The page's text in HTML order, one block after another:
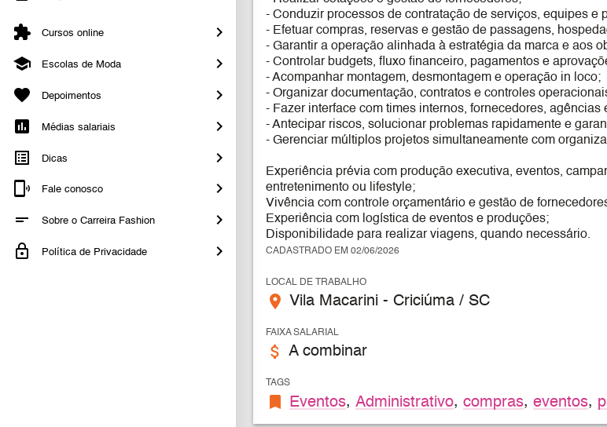
Cursos online
Escolas de Moda
Depoimentos
Médias salariais
Dicas
Fale conosco
Sobre o Carreira Fashion
Política de Privacidade
- Conduzir processos de contratação de serviços, equipes e
- Efetuar compras, reservas e gestão de passagens,
- Garantir a operação alinhada à estratégia da marca e aos
- Controlar budgets, fluxo financeiro, pagamentos e
- Acompanhar montagem, desmontagem e operação in loco;
- Organizar documentação, contratos e controles
- Fazer interface com times internos, fornecedores, agências
- Antecipar riscos, solucionar problemas rapidamente e
- Gerenciar múltiplos projetos simultaneamente com
Experiência prévia com produção executiva, eventos,
entretenimento ou lifestyle;
Vivência com controle orçamentário e gestão de
Experiência com logística de eventos e produções;
Disponibilidade para realizar viagens, quando necessário.
CADASTRADO EM 02/06/2026
LOCAL DE TRABALHO
place Vila Macarini - Criciúma / SC
FAIXA SALARIAL
attach_money A combinar
TAGS
bookmark Eventos, Administrativo, compras, eventos,